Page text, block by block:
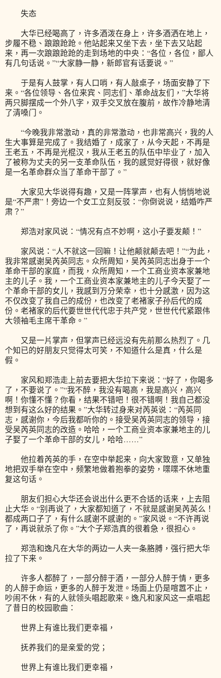
失态
大华已经喝高了，许多酒泼在身上，许多酒洒在地上，
步履不稳、踉踉跄跄。他站起来又坐下去，坐下去又站起
来，再一次踉踉跄跄的走到场地的中央：“各位，各位，鄙人
有几句话说。”“大家静一静，新郎官有话要说。”
于是有人鼓掌，有人口哨，有人敲桌子，场面安静了下
来。“各位领导、各位来宾、同志们、革命战友们，”大华将
两只脚摆成一个外八字，双手交叉放在腹前，故作冷静地清
了清嗓门。
“今晚我非常激动，真的非常激动，也非常高兴，我的人
生大事算是完成了。我结婚了，成家了，从今天起，不再是
王老五，不再是光棍汉，我从王老五的队伍中毕业了，加入
了被称为丈夫的另一支革命队伍，我的感觉好得很，就好像
是一名革命群众当了革命干部了。”
大家见大华说得有趣，又是一阵掌声，也有人悄悄地说
是“不严肃”！旁边一个女工立刻反驳：“你倒说说，结婚咋严
肃？”
郑浩对家风说：“情况有点不妙啊，这小子要发颠！”
家风说：“人不就这一回嘛！让他颠就颠去吧！”“为此，
我非常感谢吴芮英同志。众所周知，吴芮英同志出身于一个
革命干部的家庭，而我，众所周知，一个工商业资本家兼地
主的儿子。我，一个工商业资本家兼地主的儿子今天娶了一
个革命干部的女儿，我感到万分荣幸，也十分感激，因为这
不仅改变了我自己的成份，也改变了老褚家子孙后代的成
份。老褚家的后代要世世代代忠于共产党，世世代代紧跟伟
大领袖毛主席干革命。”
又是一片掌声，但掌声已经远没有先前那么热烈了。几
个知已的好朋友只觉得太可笑，不知道什么是真，什么是
假。
家风和郑浩走上前去要把大华拉下来说：“好了，你喝多
了，不要说了。”“我不醉，我没有喝高，我是高兴，高兴
啊！你懂不懂？你看，结果不错吧！很不错啊！我自己都没
想到有这么好的结果。”大华转过身来对芮英说：“芮英同
志，感谢你，今后我都听你的。接受吴芮英同志的领导，接
受吴芮英同志的改造。哈哈，一个工商业资本家兼地主的儿
子娶了一个革命干部的女儿，哈哈……”
他拉着芮英的手，在空中举起来，向大家致意，又单独
地把双手举在空中，频繁地做着抱拳的姿势，喋喋不休地重
复这句话。
朋友们担心大华还会说出什么更不合适的话来，上去阻
止大华。“别再说了，大家都知道了，不就是感谢吴芮英么！
都成两口子了，有什么感谢不感谢的。”家风说。“不许再说
了，再说就杀了你。”大个子郑浩真的很着急，很担心。
郑浩和逸凡在大华的两边一人夹一条胳膊，强行把大华
拉了下来。
许多人都醉了，一部分醉于酒，一部分人醉于情，更多
的人醉于命运，更多的人醉于发泄。场面上仍是喧嚣不止，
吵闹不休，有的人就领头唱起歌来。逸凡和家风这一桌唱起
了昔日的校园歌曲：
世界上有谁比我们更幸福，
抚养我们的是亲爱的党；
世界上有谁比我们更幸福，